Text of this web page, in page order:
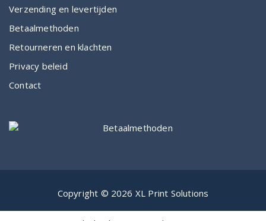
Verzending en levertijden
Betaalmethoden
Retourneren en klachten
Privacy beleid
Contact
Copyright © 2026 XL Print Solutions